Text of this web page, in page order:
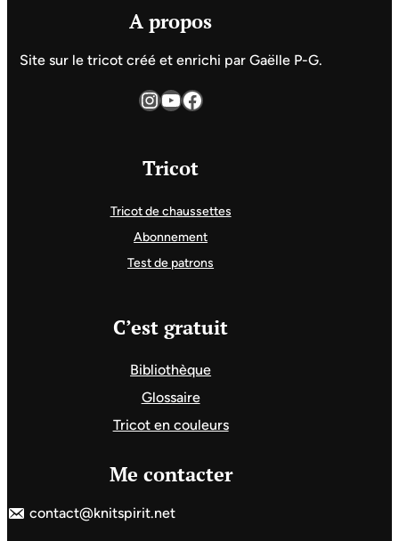
A propos
Site sur le tricot créé et enrichi par Gaëlle P-G.
InstagramYouTube Facebook
Tricot
Tricot de chaussettes
Abonnement
Test de patrons
C’est gratuit
Bibliothèque
Glossaire
Tricot en couleurs
Me contacter
contact@knitspirit.net